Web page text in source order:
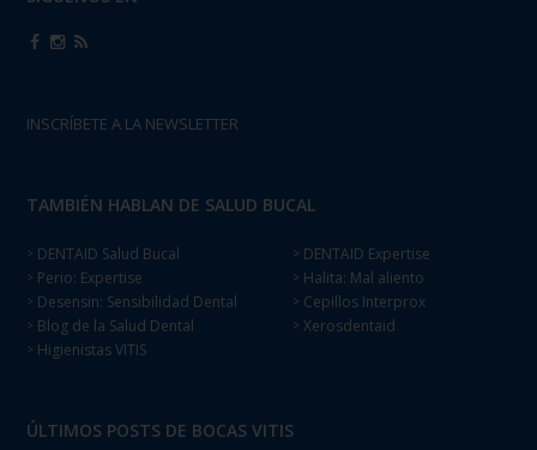
INSCRÍBETE A LA NEWSLETTER
TAMBIÉN HABLAN DE SALUD BUCAL
> DENTAID Salud Bucal
> Perio: Expertise
> Desensin: Sensibilidad Dental
> Blog de la Salud Dental
> Higienistas VITIS
> DENTAID Expertise
> Halita: Mal aliento
> Cepillos Interprox
> Xerosdentaid
ÚLTIMOS POSTS DE BOCAS VITIS